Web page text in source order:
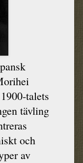
talets
tävling
och
av